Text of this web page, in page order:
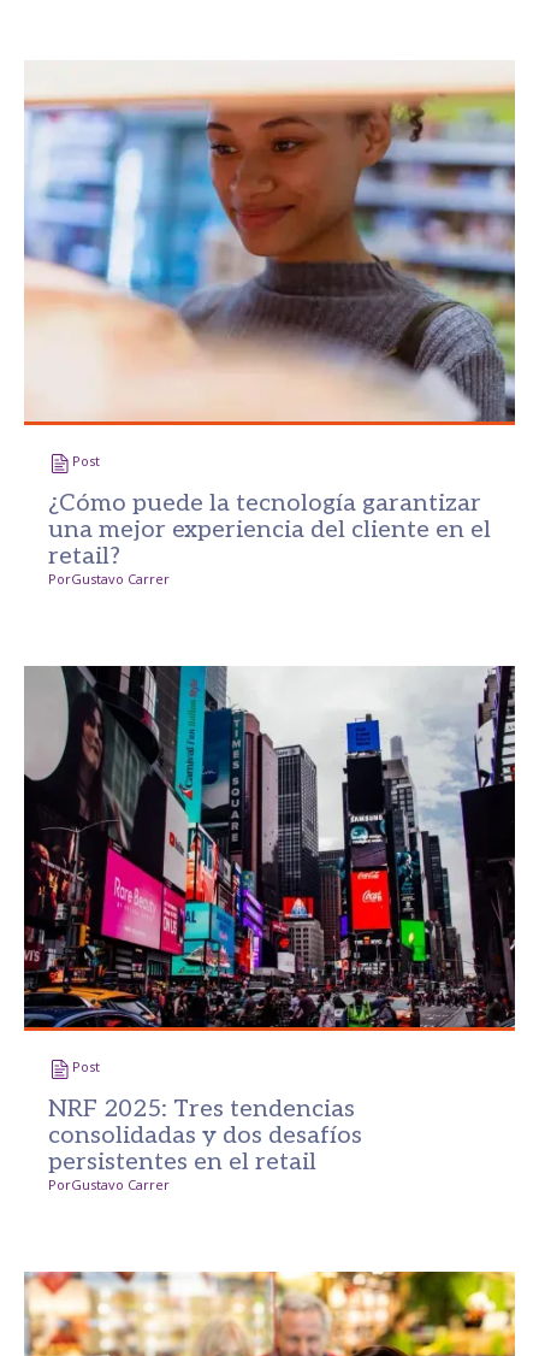
Post
¿Cómo puede la tecnología garantizar
una mejor experiencia del cliente en el
retail?
PorGustavo Carrer
Post
NRF 2025: Tres tendencias
consolidadas y dos desafíos
persistentes en el retail
PorGustavo Carrer